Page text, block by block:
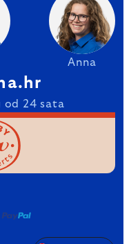
Anna
od 24 sata